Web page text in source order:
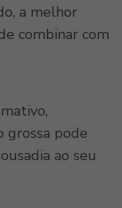
a melhor
combinar com
grossa pode
ao seu